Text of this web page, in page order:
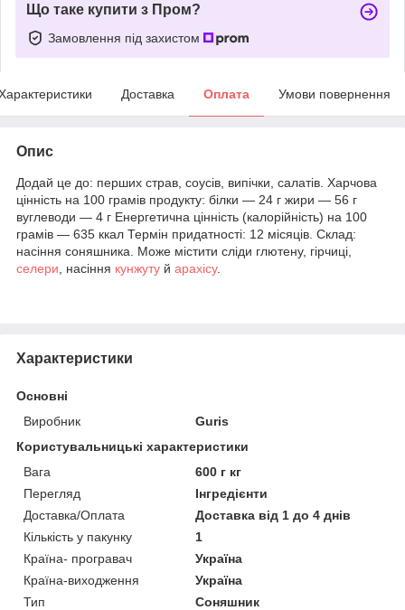
Що таке купити з Пром?
Замовлення під захистом
Доставка Оплата Умови повернення
Опис
Додай це до: перших страв, соусів, випічки, салатів. Харчова
цінність на 100 грамів продукту: білки — 24 г жири — 56 г
вуглеводи — 4 г Енергетична цінність (калорійність) на 100
грамів — 635 ккал Термін придатності: 12 місяців. Склад:
насіння соняшника. Може містити сліди глютену, гірчиці,
селери , насіння кунжуту й арахісу.
Характеристики
Основні
Виробник
Guris
Користувальницькі характеристики
Вага
600 г кг
Перегляд
Інгредієнти
Доставка/Оплата
Доставка від 1 до 4 днів
Кількість у пакунку
1
Країна- програвач
Україна
Країна-виходження
Україна
Тип
Соняшник